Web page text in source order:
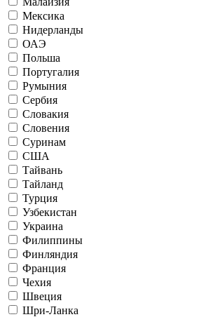
Мексика
Нидерланды
ОАЭ
Польша
Португалия
Румыния
Сербия
Словакия
Словения
Суринам
США
Тайвань
Тайланд
Турция
Узбекистан
Украина
Филиппины
Финляндия
Франция
Чехия
Швеция
Шри-Ланка